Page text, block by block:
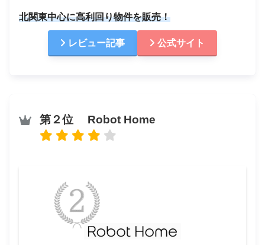
北関東中心に高利回り物件を販売！
レビュー記事 公式サイト
第２位 Robot Home